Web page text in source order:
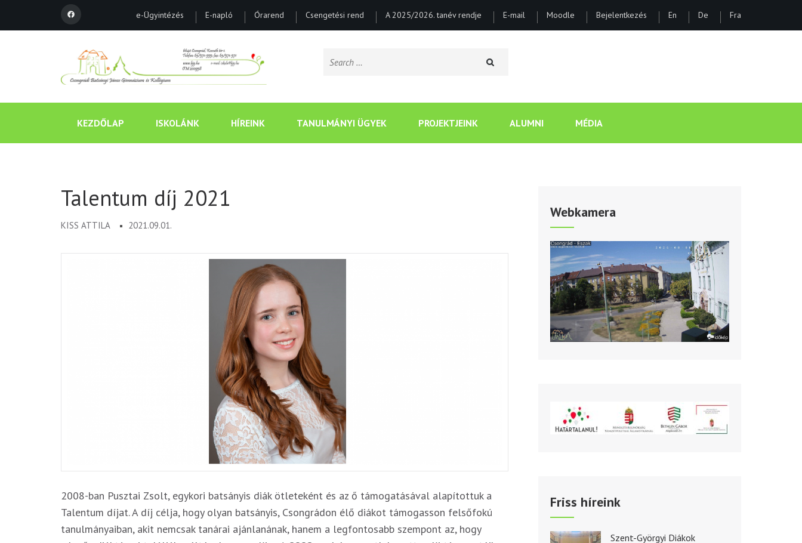
e-Ügyintézés E-napló Órarend Csengetési rend A 2025/2026. tanév rendje E-mail Moodle Bejelentkezés En De Fra
Search
KEZDŐLAP ISKOLÁNK HÍREINK TANULMÁNYI ÜGYEK PROJEKTJEINK ALUMNI MÉDIA
Talentum díj 2021
KISS ATTILA 2021.09.01.
2008-ban Pusztai Zsolt, egykori batsányis diák ötleteként és az ő támogatásával alapítottuk a
Talentum díjat. A díj célja, hogy olyan batsányis, Csongrádon élő diákot támogasson felsőfokú
tanulmányaiban, akit nemcsak tanárai ajánlanának, hanem a legfontosabb szempont az, hogy
Webkamera
Friss híreink
Szent-Györgyi Diákok